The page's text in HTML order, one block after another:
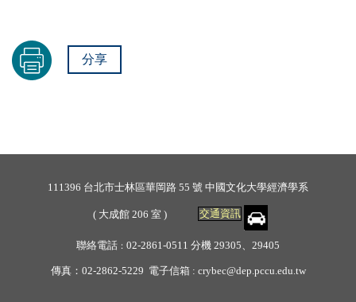
分享
111396 台北市士林區華岡路 55 號 中國文化大學經濟學系
( 大成館 206 室 ) 交通資訊
聯絡電話 ： 02-2861-0511 分機 29305、29405
傳真：02-2862-5229 電子信箱 : crybec@dep.pccu.edu.tw